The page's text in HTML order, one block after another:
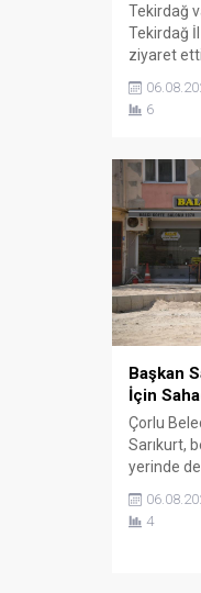
Tekirdağ
Tekirdağ
ziyaret
Müftülüğü
hakkında
hatıra
ardından
6
Başkan
İçin
Çorlu
Sarıkurt,
yerinde
amacıyla
gezilerine
4